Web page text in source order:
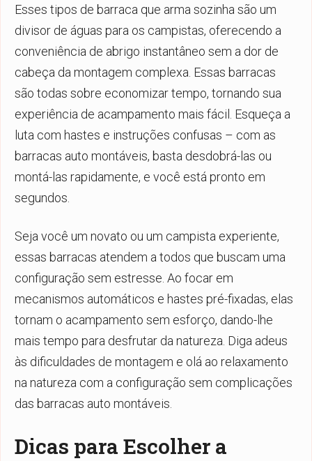
Esses tipos de barraca que arma sozinha são um
divisor de águas para os campistas, oferecendo a
conveniência de abrigo instantâneo sem a dor de
cabeça da montagem complexa. Essas barracas
são todas sobre economizar tempo, tornando sua
experiência de acampamento mais fácil. Esqueça a
luta com hastes e instruções confusas – com as
barracas auto montáveis, basta desdobrá-las ou
montá-las rapidamente, e você está pronto em
segundos.
Seja você um novato ou um campista experiente,
essas barracas atendem a todos que buscam uma
configuração sem estresse. Ao focar em
mecanismos automáticos e hastes pré-fixadas, elas
tornam o acampamento sem esforço, dando-lhe
mais tempo para desfrutar da natureza. Diga adeus
às dificuldades de montagem e olá ao relaxamento
na natureza com a configuração sem complicações
das barracas auto montáveis.
Dicas para Escolher a